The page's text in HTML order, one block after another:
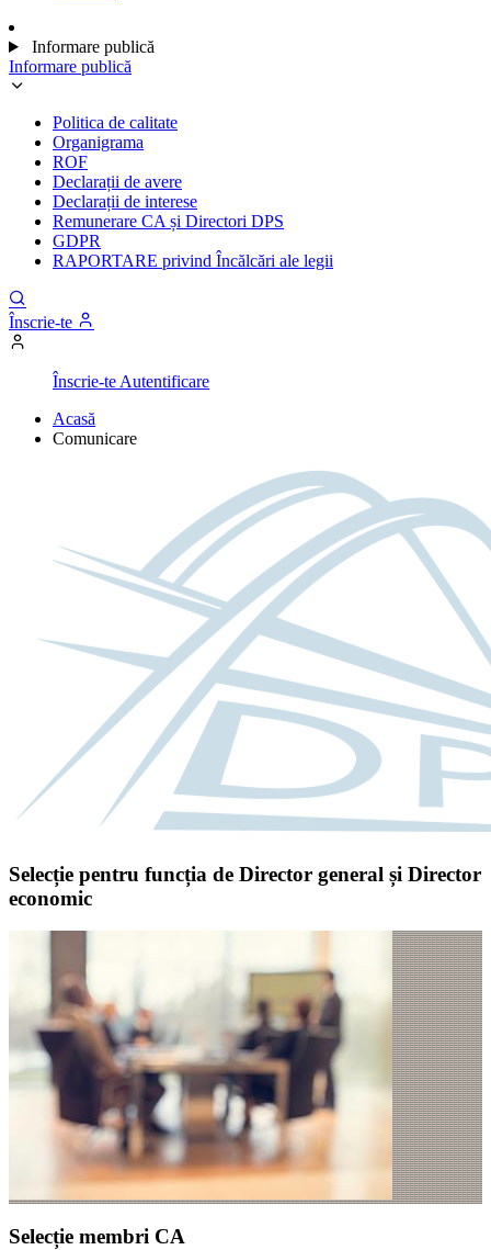
Informare publică
Informare publică
Politica de calitate
Organigrama
ROF
Declarații de avere
Declarații de interese
Remunerare CA și Directori DPS
GDPR
RAPORTARE privind Încălcări ale legii
Înscrie-te
Înscrie-te Autentificare
Acasă
Comunicare
Selecție pentru funcția de Director general și Director
economic
Selecție membri CA